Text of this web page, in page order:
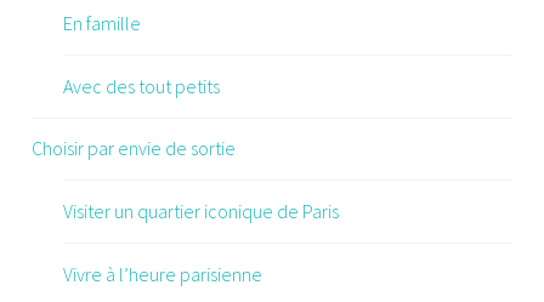
En famille
Avec des tout petits
Choisir par envie de sortie
Visiter un quartier iconique de Paris
Vivre à l’heure parisienne